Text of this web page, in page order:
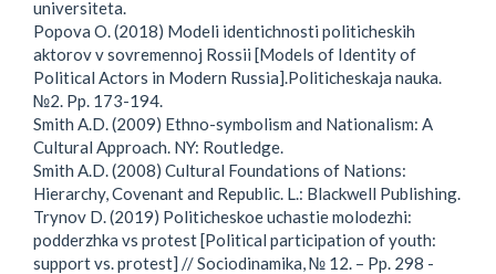
universiteta.
Popova O. (2018) Modeli identichnosti politicheskih
aktorov v sovremennoj Rossii [Models of Identity of
Political Actors in Modern Russia].Politicheskaja nauka.
№2. Pp. 173-194.
Smith A.D. (2009) Ethno-symbolism and Nationalism: A
Cultural Approach. NY: Routledge.
Smith A.D. (2008) Cultural Foundations of Nations:
Hierarchy, Covenant and Republic. L.: Blackwell Publishing.
Trynov D. (2019) Politicheskoe uchastie molodezhi:
podderzhka vs protest [Political participation of youth:
support vs. protest] // Sociodinamika, № 12. – Pp. 298 -